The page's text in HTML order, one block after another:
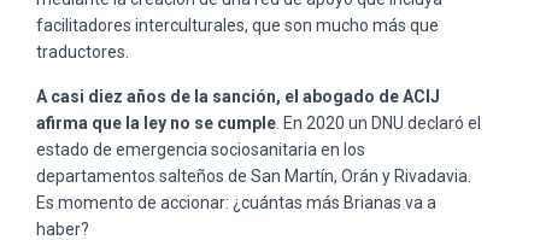
facilitadores interculturales, que son mucho más que
traductores.
A casi diez años de la sanción, el abogado de ACIJ
afirma que la ley no se cumple . En 2020 un DNU declaró el
estado de emergencia sociosanitaria en los
departamentos salteños de San Martín, Orán y Rivadavia.
Es momento de accionar: ¿cuántas más Brianas va a
haber?